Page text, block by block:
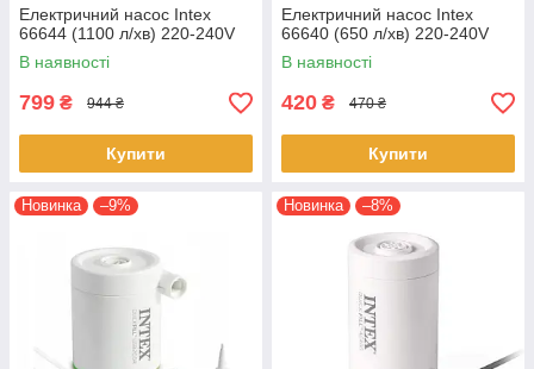
Електричний насос Intex
66644 (1100 л/хв) 220-240V
В наявності
799 ₴ 944 ₴
Купити
Електричний насос Intex
66640 (650 л/хв) 220-240V
В наявності
420 ₴ 470 ₴
Купити
Новинка –9% Новинка –8%